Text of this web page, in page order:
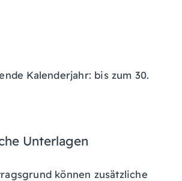
Kalenderjahr: bis zum 30.
Unterlagen
können zusätzliche